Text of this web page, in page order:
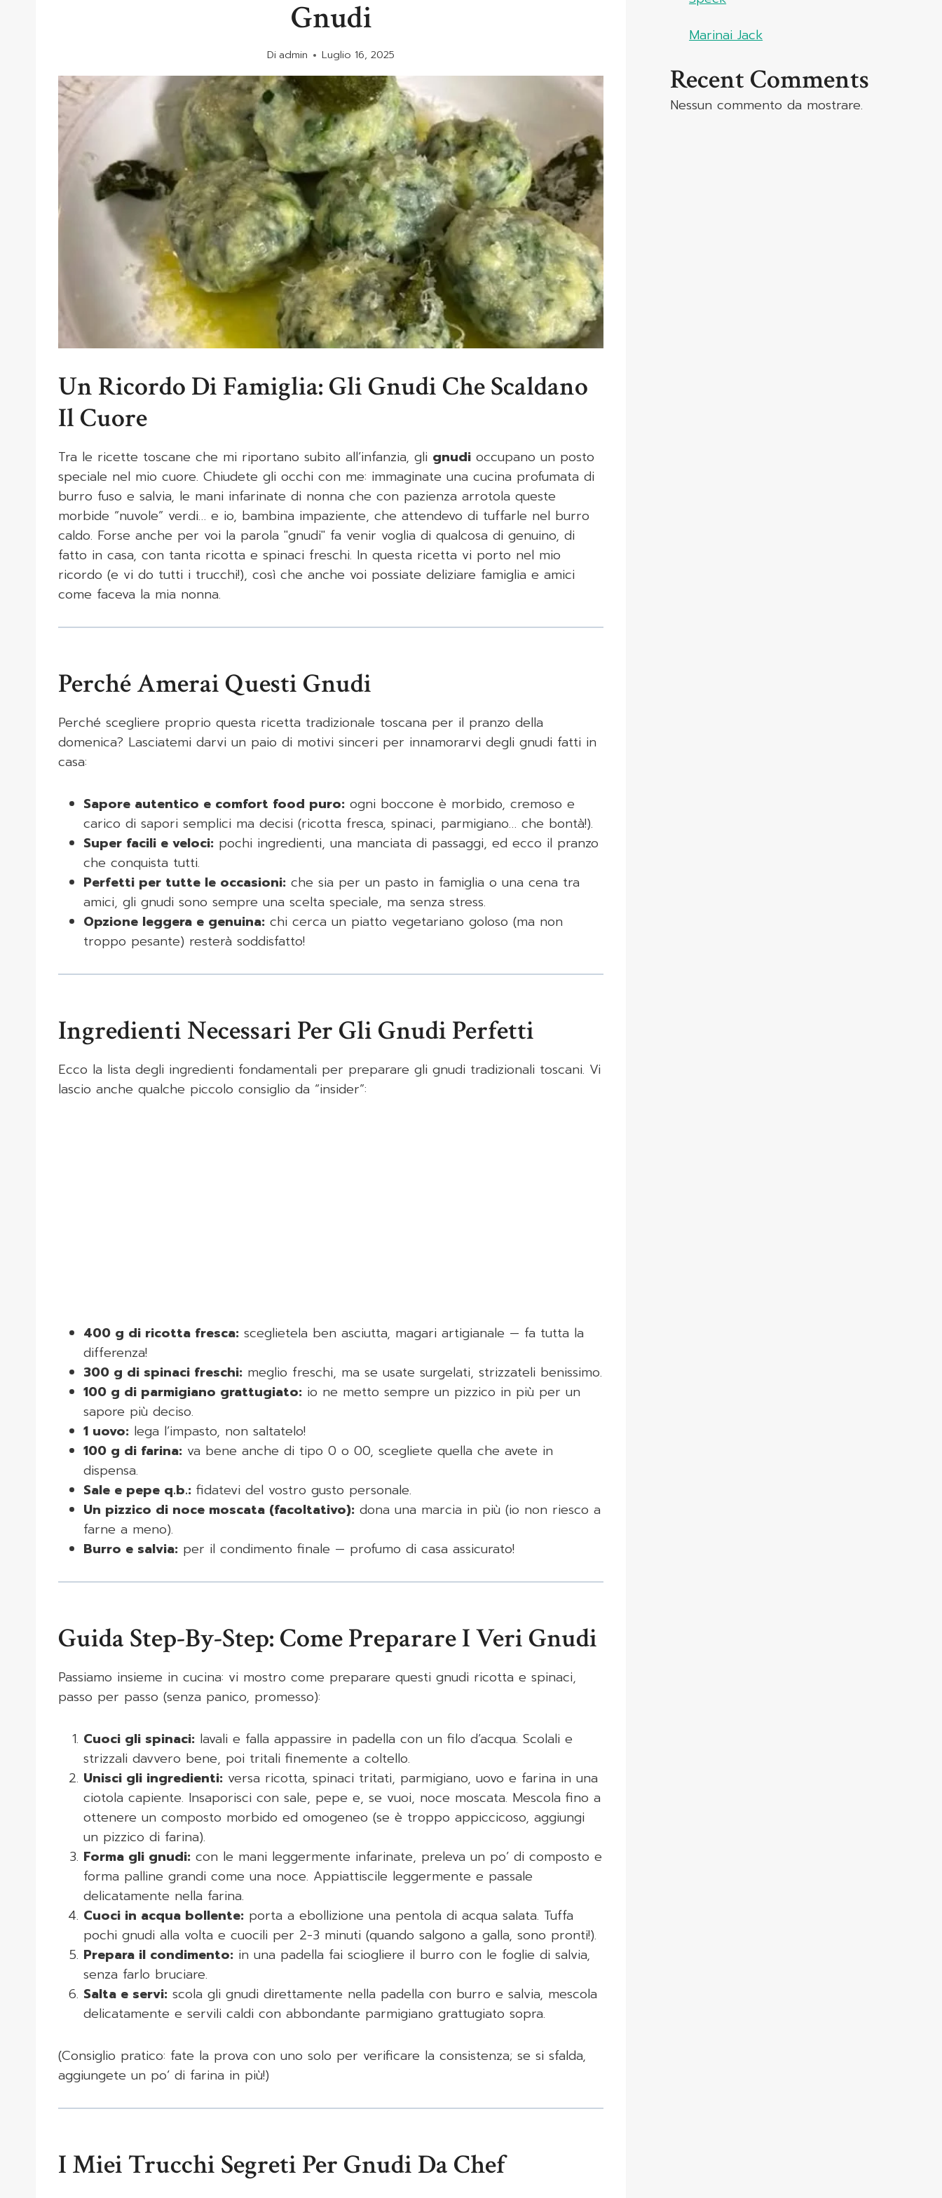
Gnudi
Di admin Luglio 16, 2025
Un Ricordo Di Famiglia: Gli Gnudi Che Scaldano
Il Cuore
Tra le ricette toscane che mi riportano subito all’infanzia, gli gnudi occupano un posto
speciale nel mio cuore. Chiudete gli occhi con me: immaginate una cucina profumata di
burro fuso e salvia, le mani infarinate di nonna che con pazienza arrotola queste
morbide “nuvole” verdi… e io, bambina impaziente, che attendevo di tuffarle nel burro
caldo. Forse anche per voi la parola "gnudi" fa venir voglia di qualcosa di genuino, di
fatto in casa, con tanta ricotta e spinaci freschi. In questa ricetta vi porto nel mio
ricordo (e vi do tutti i trucchi!), così che anche voi possiate deliziare famiglia e amici
come faceva la mia nonna.
Perché Amerai Questi Gnudi
Perché scegliere proprio questa ricetta tradizionale toscana per il pranzo della
domenica? Lasciatemi darvi un paio di motivi sinceri per innamorarvi degli gnudi fatti in
casa:
Sapore autentico e comfort food puro: ogni boccone è morbido, cremoso e
carico di sapori semplici ma decisi (ricotta fresca, spinaci, parmigiano… che bontà!).
Super facili e veloci: pochi ingredienti, una manciata di passaggi, ed ecco il pranzo
che conquista tutti.
Perfetti per tutte le occasioni: che sia per un pasto in famiglia o una cena tra
amici, gli gnudi sono sempre una scelta speciale, ma senza stress.
Opzione leggera e genuina: chi cerca un piatto vegetariano goloso (ma non
troppo pesante) resterà soddisfatto!
Ingredienti Necessari Per Gli Gnudi Perfetti
Ecco la lista degli ingredienti fondamentali per preparare gli gnudi tradizionali toscani. Vi
lascio anche qualche piccolo consiglio da “insider”:
400 g di ricotta fresca: sceglietela ben asciutta, magari artigianale — fa tutta la
differenza!
300 g di spinaci freschi: meglio freschi, ma se usate surgelati, strizzateli benissimo.
100 g di parmigiano grattugiato: io ne metto sempre un pizzico in più per un
sapore più deciso.
1 uovo: lega l’impasto, non saltatelo!
100 g di farina: va bene anche di tipo 0 o 00, scegliete quella che avete in
dispensa.
Sale e pepe q.b.: fidatevi del vostro gusto personale.
Un pizzico di noce moscata (facoltativo): dona una marcia in più (io non riesco a
farne a meno).
Burro e salvia: per il condimento finale — profumo di casa assicurato!
Guida Step-By-Step: Come Preparare I Veri Gnudi
Passiamo insieme in cucina: vi mostro come preparare questi gnudi ricotta e spinaci,
passo per passo (senza panico, promesso):
Cuoci gli spinaci: lavali e falla appassire in padella con un filo d’acqua. Scolali e
strizzali davvero bene, poi tritali finemente a coltello.
Unisci gli ingredienti: versa ricotta, spinaci tritati, parmigiano, uovo e farina in una
ciotola capiente. Insaporisci con sale, pepe e, se vuoi, noce moscata. Mescola fino a
ottenere un composto morbido ed omogeneo (se è troppo appiccicoso, aggiungi
un pizzico di farina).
Forma gli gnudi: con le mani leggermente infarinate, preleva un po’ di composto e
forma palline grandi come una noce. Appiattiscile leggermente e passale
delicatamente nella farina.
Cuoci in acqua bollente: porta a ebollizione una pentola di acqua salata. Tuffa
pochi gnudi alla volta e cuocili per 2-3 minuti (quando salgono a galla, sono pronti!).
Prepara il condimento: in una padella fai sciogliere il burro con le foglie di salvia,
senza farlo bruciare.
Salta e servi: scola gli gnudi direttamente nella padella con burro e salvia, mescola
delicatamente e servili caldi con abbondante parmigiano grattugiato sopra.
(Consiglio pratico: fate la prova con uno solo per verificare la consistenza; se si sfalda,
aggiungete un po’ di farina in più!)
I Miei Trucchi Segreti Per Gnudi Da Chef
Marinai Jack
Recent Comments
Nessun commento da mostrare.